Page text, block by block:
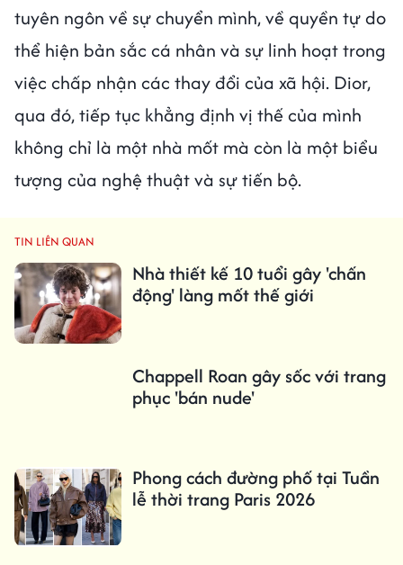
tuyên ngôn về sự chuyển mình, về quyền tự do
thể hiện bản sắc cá nhân và sự linh hoạt trong
việc chấp nhận các thay đổi của xã hội. Dior,
qua đó, tiếp tục khẳng định vị thế của mình
không chỉ là một nhà mốt mà còn là một biểu
tượng của nghệ thuật và sự tiến bộ.
TIN LIÊN QUAN
Nhà thiết kế 10 tuổi gây 'chấn
động' làng mốt thế giới
Chappell Roan gây sốc với trang
phục 'bán nude'
Phong cách đường phố tại Tuần
lễ thời trang Paris 2026